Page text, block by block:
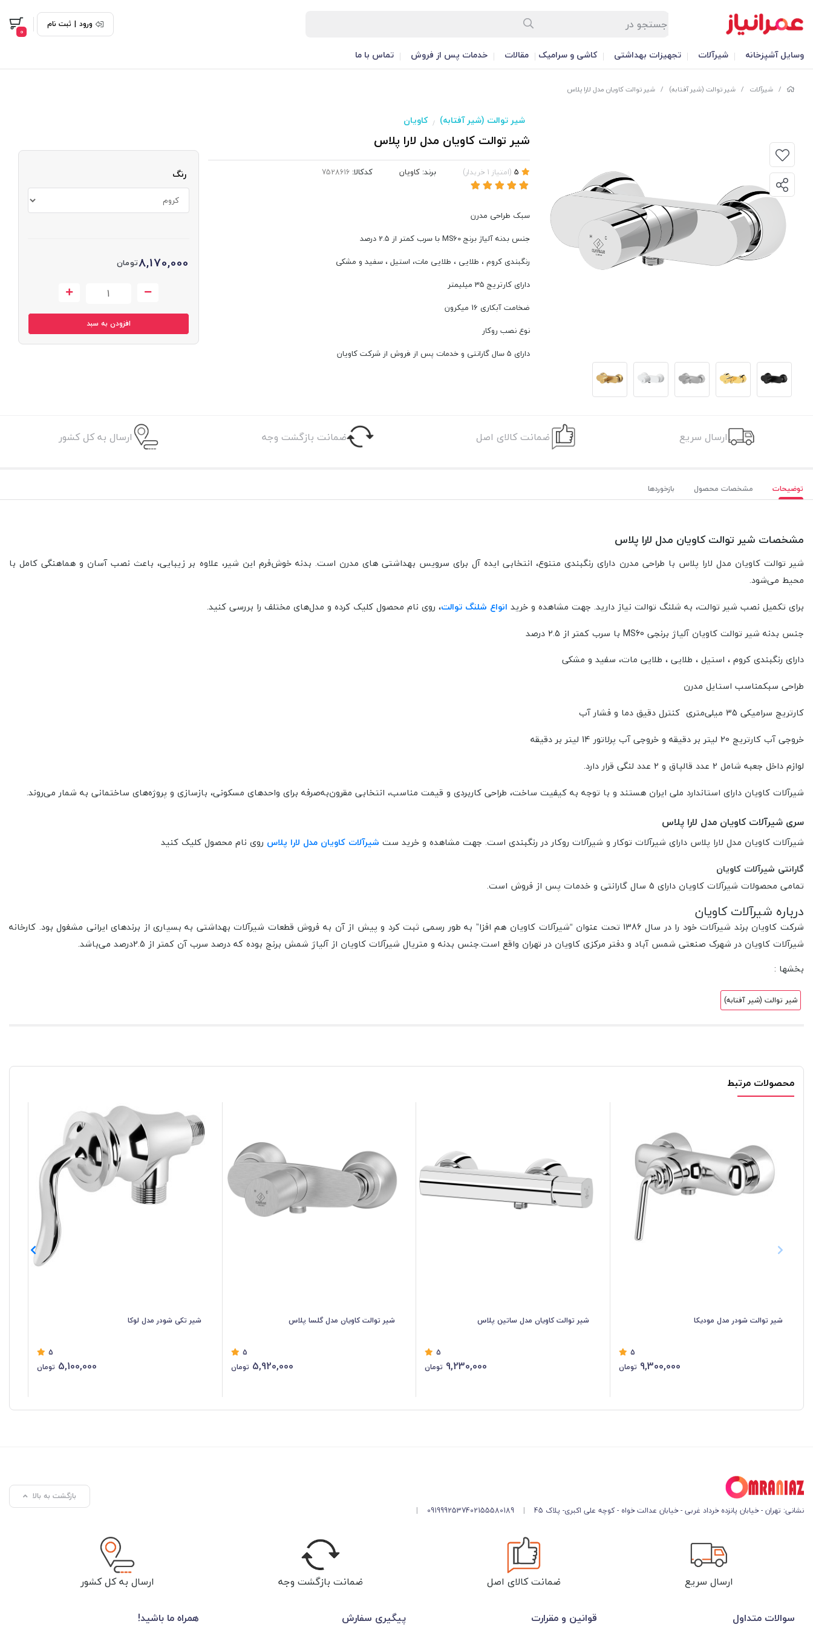
ورود | ثبت نام
0
وسایل آشپزخانه شیرآلات تجهیزات بهداشتی کاشی و سرامیک مقالات خدمات پس از فروش تماس با ما
/ شیرآلات / شیر توالت (شیر آفتابه) / شیر توالت کاویان مدل لارا پلاس
شیر توالت (شیر آفتابه) / کاویان
شیر توالت کاویان مدل لارا پلاس
(امتیاز 1 خریدار) برند: کاویان کدکالا:
سبک طراحی مدرن
جنس بدنه آلیاژ برنج MS60 با سرب کمتر از 2.5 درصد
رنگبندی کروم ، طلایی ، طلایی مات، استیل ، سفید و مشکی
دارای کارتریج 35 میلیمتر
ضخامت آبکاری 16 میکرون
نوع نصب روکار
دارای 5 سال گارانتی و خدمات پس از فروش از شرکت کاویان
رنگ
8,170,000تومان
افزودن به سبد
ارسال سریع ضمانت کالای اصل ضمانت بازگشت وجه ارسال به کل کشور
توضیحات مشخصات محصول بازخوردها
مشخصات شیر توالت کاویان مدل لارا پلاس
شیر توالت کاویان مدل لارا پلاس با طراحی مدرن دارای رنگبندی متنوع، انتخابی ایده‌ آل برای سرویس بهداشتی های مدرن است. بدنه خوش‌فرم این شیر، علاوه بر زیبایی، باعث نصب آسان و هماهنگی کامل با
محیط می‌شود.
برای تکمیل نصب شیر توالت، به شلنگ توالت نیاز دارید. جهت مشاهده و خرید انواع شلنگ توالت، روی نام محصول کلیک کرده و مدل‌های مختلف را بررسی کنید.
جنس بدنه شیر توالت کاویان آلیاژ برنجی MS60 با سرب کمتر از 2.5 درصد
دارای رنگبندی کروم ، استیل ، طلایی ، طلایی مات، سفید و مشکی
طراحی سبکمناسب استایل مدرن
کارتریج سرامیکی 35 میلی‌متری کنترل دقیق دما و فشار آب
خروجی آب کارتریج 20 لیتر بر دقیقه و خروجی آب پرلاتور 14 لیتر بر دقیقه
لوازم داخل جعبه شامل 2 عدد قالپاق و 2 عدد لنگی قرار دارد.
شیرآلات کاویان دارای استاندارد ملی ایران هستند و با توجه به کیفیت ساخت، طراحی کاربردی و قیمت مناسب، انتخابی مقرون‌به‌صرفه برای واحدهای مسکونی، بازسازی و پروژه‌های ساختمانی به شمار می‌روند.
سری شیرآلات کاویان مدل لارا پلاس
شیرآلات کاویان مدل لارا پلاس دارای شیرآلات توکار و شیرآلات روکار در رنگبندی است. جهت مشاهده و خرید ست شیرآلات کاویان مدل لارا پلاس روی نام محصول کلیک کنید
گارانتی شیرآلات کاویان
تمامی محصولات شیرآلات کاویان دارای 5 سال گارانتی و خدمات پس از فروش است.
درباره شیرآلات کاویان
شرکت کاویان برند شیرآلات خود را در سال 1386 تحت عنوان “شیرآلات کاویان هم افزا” به طور رسمی ثبت کرد و پیش از آن به فروش قطعات شیرآلات بهداشتی به بسیاری از برندهای ایرانی مشغول بود. کارخانه
شیرآلات کاویان در شهرک صنعتی شمس آباد و دفتر مرکزی کاویان در تهران واقع است.جنس بدنه و متریال شیرآلات کاویان از آلیاژ شمش برنج بوده که درصد سرب آن کمتر از 2.5درصد می‌باشد.
بخشها :
شیر توالت (شیر آفتابه)
محصولات مرتبط
شیر توالت شودر مدل مودیکا
5
9,300,000 تومان
شیر توالت کاویان مدل ساتین پلاس
5
9,230,000 تومان
شیر توالت کاویان مدل گلسا پلاس
5
5,920,000 تومان
شیر تکی شودر مدل لوکا
5
5,100,000 تومان
نشانی: تهران - خیابان پانزده خرداد غربی - خیابان عدالت خواه - کوچه علی اکبری- پلاک 45 |
02155580189
09199925374
|
بازگشت به بالا
ارسال سریع ضمانت کالای اصل ضمانت بازگشت وجه ارسال به کل کشور
سوالات متداول قوانین و مقرارت پیگیری سفارش همراه ما باشید!